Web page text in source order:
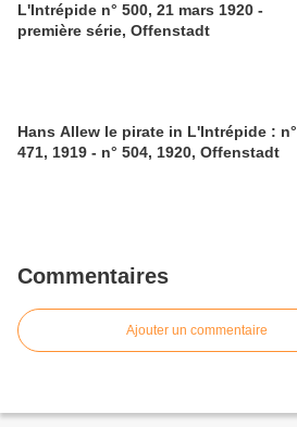
L'Intrépide n° 500, 21 mars 1920 -
première série, Offenstadt
Hans Allew le pirate in L'Intrépide : n°
471, 1919 - n° 504, 1920, Offenstadt
Commentaires
Ajouter un commentaire